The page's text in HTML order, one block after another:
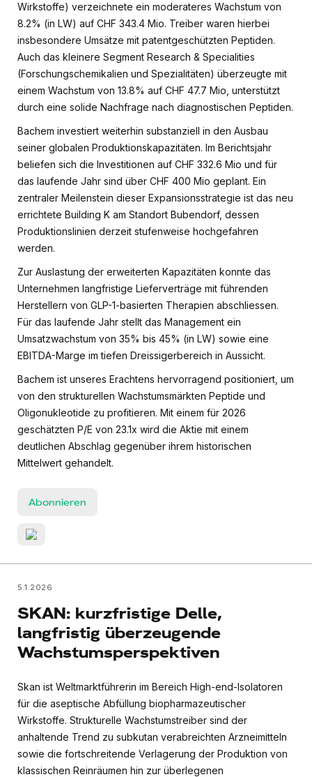
Wirkstoffe) verzeichnete ein moderateres Wachstum von
8.2% (in LW) auf CHF 343.4 Mio. Treiber waren hierbei
insbesondere Umsätze mit patentgeschützten Peptiden.
Auch das kleinere Segment Research & Specialities
(Forschungschemikalien und Spezialitäten) überzeugte mit
einem Wachstum von 13.8% auf CHF 47.7 Mio, unterstützt
durch eine solide Nachfrage nach diagnostischen Peptiden.
Bachem investiert weiterhin substanziell in den Ausbau
seiner globalen Produktionskapazitäten. Im Berichtsjahr
beliefen sich die Investitionen auf CHF 332.6 Mio und für
das laufende Jahr sind über CHF 400 Mio geplant. Ein
zentraler Meilenstein dieser Expansionsstrategie ist das neu
errichtete Building K am Standort Bubendorf, dessen
Produktionslinien derzeit stufenweise hochgefahren
werden.
Zur Auslastung der erweiterten Kapazitäten konnte das
Unternehmen langfristige Lieferverträge mit führenden
Herstellern von GLP-1-basierten Therapien abschliessen.
Für das laufende Jahr stellt das Management ein
Umsatzwachstum von 35% bis 45% (in LW) sowie eine
EBITDA-Marge im tiefen Dreissigerbereich in Aussicht.
Bachem ist unseres Erachtens hervorragend positioniert, um
von den strukturellen Wachstumsmärkten Peptide und
Oligonukleotide zu profitieren. Mit einem für 2026
geschätzten P/E von 23.1x wird die Aktie mit einem
deutlichen Abschlag gegenüber ihrem historischen
Mittelwert gehandelt.
Abonnieren
5.1.2026
SKAN: kurzfristige Delle,
langfristig überzeugende
Wachstumsperspektiven
Skan ist Weltmarktführerin im Bereich High-end-Isolatoren
für die aseptische Abfüllung biopharmazeutischer
Wirkstoffe. Strukturelle Wachstumstreiber sind der
anhaltende Trend zu subkutan verabreichten Arzneimitteln
sowie die fortschreitende Verlagerung der Produktion von
klassischen Reinräumen hin zur überlegenen